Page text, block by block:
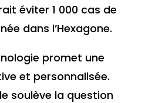
éviter 1 000 cas de
dans l’Hexagone.
promet une
et personnalisée.
soulève la question